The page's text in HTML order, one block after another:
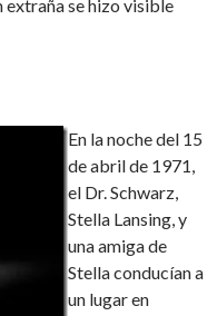
extraña se hizo visible
En la noche del 15
de abril de 1971,
el Dr. Schwarz,
Stella Lansing, y
una amiga de
Stella conducían a
un lugar en